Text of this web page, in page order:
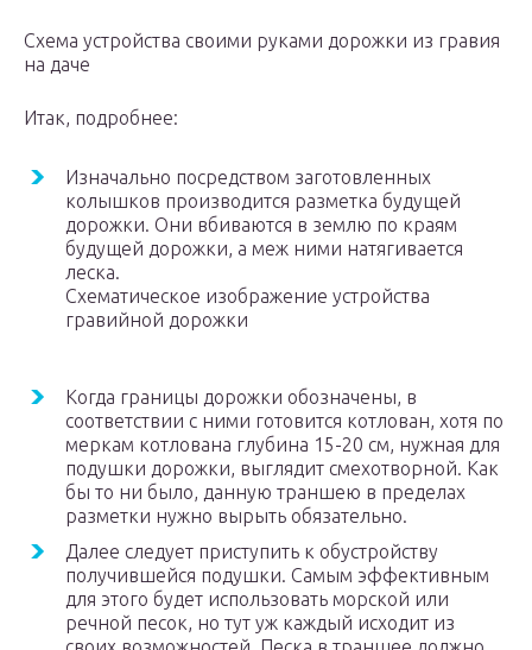
Схема устройства своими руками дорожки из гравия
на даче
Итак, подробнее:
Изначально посредством заготовленных
колышков производится разметка будущей
дорожки. Они вбиваются в землю по краям
будущей дорожки, а меж ними натягивается
леска.
Схематическое изображение устройства
гравийной дорожки
Когда границы дорожки обозначены, в
соответствии с ними готовится котлован, хотя по
меркам котлована глубина 15-20 см, нужная для
подушки дорожки, выглядит смехотворной. Как
бы то ни было, данную траншею в пределах
разметки нужно вырыть обязательно.
Далее следует приступить к обустройству
получившейся подушки. Самым эффективным
для этого будет использовать морской или
речной песок, но тут уж каждый исходит из